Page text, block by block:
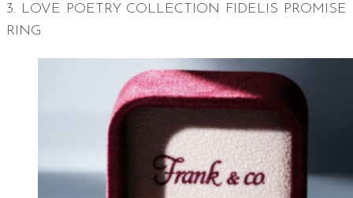
3. LOVE POETRY COLLECTION FIDELIS PROMISE
RING